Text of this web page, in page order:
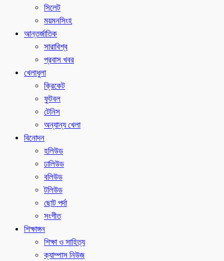
সিলেট
ময়মনসিংহ
আন্তর্জাতিক
সারাবিশ্ব
প্রবাস খবর
খেলাধুলা
ক্রিকেট
ফুটবল
টেনিস
অন্যান্য খেলা
বিনোদন
হলিউড
ঢালিউড
বলিউড
টলিউড
ছোট পর্দা
সংগীত
শিক্ষাঙ্গন
শিক্ষা ও সাহিত্য
ক্যাম্পাস নিউজ